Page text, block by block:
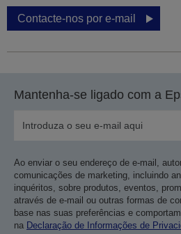
Contacte-nos por e-mail
Mantenha-se ligado com a
Ao enviar o seu endereço de e-mail,
comunicações de marketing, incluindo
inquéritos, sobre produtos, eventos,
através de e-mail ou outras formas de
base nas suas preferências e
na Declaração de Informações de